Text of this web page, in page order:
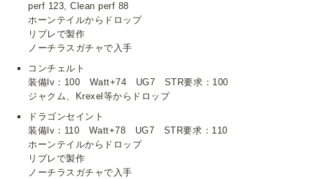
perf 123, Clean perf 88
ホーンテイルからドロップ
リプレで製作
ノーチラスガチャで入手
コンチェルト
装備lv：100 Watt+74 UG7 STR要求：100
ジャクム、Krexel等からドロップ
ドラゴンセイント
装備lv：110 Watt+78 UG7 STR要求：110
ホーンテイルからドロップ
リプレで製作
ノーチラスガチャで入手